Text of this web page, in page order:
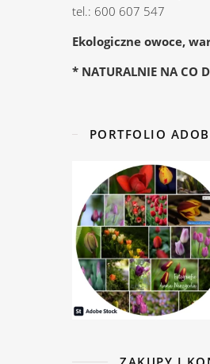
tel.: 600 607 547
Ekologiczne owoce,
* NATURALNIE NA CO
PORTFOLIO